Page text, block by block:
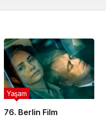
76. Berlin Film
Yaşam